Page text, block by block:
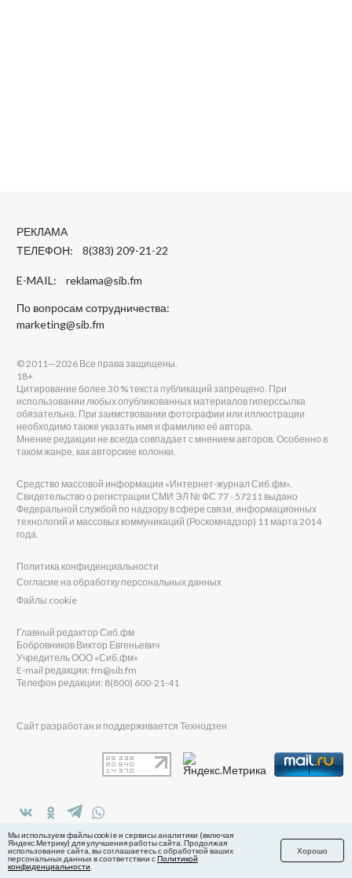
РЕКЛАМА
ТЕЛЕФОН: 8(383) 209-21-22
E-MAIL: reklama@sib.fm
По вопросам сотрудничества:
marketing@sib.fm
в Яндекс.Дзен
© 2011—2026 Все права защищены.
18+
Цитирование более 30 % текста публикаций запрещено. При
использовании любых опубликованных материалов гиперссылка
обязательна. При заимствовании фотографии или иллюстрации
необходимо также указать имя и фамилию её автора.
Мнение редакции не всегда совпадает с мнением авторов. Особенно в
таком жанре, как авторские колонки.
Средство массовой информации «Интернет-журнал Сиб.фм».
Свидетельство о регистрации СМИ ЭЛ № ФС 77 - 57211 выдано
Федеральной службой по надзору в сфере связи, информационных
технологий и массовых коммуникаций (Роскомнадзор) 11 марта 2014
года.
Политика конфиденциальности
Согласие на обработку персональных данных
Файлы cookie
Главный редактор Сиб.фм
Бобровников Виктор Евгеньевич
Учредитель ООО «Сиб.фм»
E-mail редакции: fm@sib.fm
Телефон редакции: 8(800) 600-21-41
Сайт разработан и поддерживается Технодзен
Мы используем файлы cookie и сервисы аналитики (включая
Яндекс.Метрику) для улучшения работы сайта. Продолжая
использование сайта, вы соглашаетесь с обработкой ваших
персональных данных в соответствии сПолитикой
конфиденциальности
Хорошо